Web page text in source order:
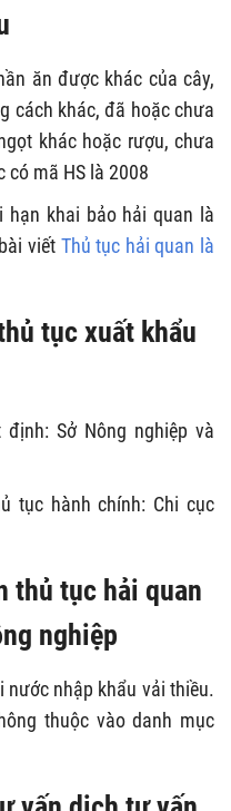
ăn được khác của cây,
cách khác, đã hoặc chưa
khác hoặc rượu, chưa
mã HS là 2008
hạn khai bảo hải quan là
viết Thủ tục hải quan là
tục xuất khẩu
Sở Nông nghiệp và
tục hành chính: Chi cục
thủ tục hải quan
nghiệp
nước nhập khẩu vải thiều.
thuộc vào danh mục